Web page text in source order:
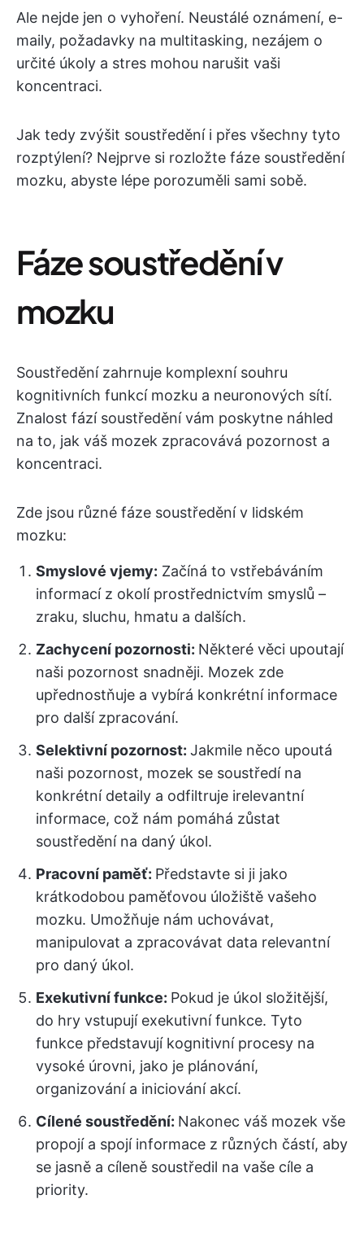
Ale nejde jen o vyhoření. Neustálé oznámení, e-
maily, požadavky na multitasking, nezájem o
určité úkoly a stres mohou narušit vaši
koncentraci.
Jak tedy zvýšit soustředění i přes všechny tyto
rozptýlení? Nejprve si rozložte fáze soustředění
mozku, abyste lépe porozuměli sami sobě.
Fáze soustředění v
mozku
Soustředění zahrnuje komplexní souhru
kognitivních funkcí mozku a neuronových sítí.
Znalost fází soustředění vám poskytne náhled
na to, jak váš mozek zpracovává pozornost a
koncentraci.
Zde jsou různé fáze soustředění v lidském
mozku:
Smyslové vjemy: Začíná to vstřebáváním
informací z okolí prostřednictvím smyslů –
zraku, sluchu, hmatu a dalších.
Zachycení pozornosti: Některé věci upoutají
naši pozornost snadněji. Mozek zde
upřednostňuje a vybírá konkrétní informace
pro další zpracování.
Selektivní pozornost: Jakmile něco upoutá
naši pozornost, mozek se soustředí na
konkrétní detaily a odfiltruje irelevantní
informace, což nám pomáhá zůstat
soustředění na daný úkol.
Pracovní paměť: Představte si ji jako
krátkodobou paměťovou úložiště vašeho
mozku. Umožňuje nám uchovávat,
manipulovat a zpracovávat data relevantní
pro daný úkol.
Exekutivní funkce: Pokud je úkol složitější,
do hry vstupují exekutivní funkce. Tyto
funkce představují kognitivní procesy na
vysoké úrovni, jako je plánování,
organizování a iniciování akcí.
Cílené soustředění: Nakonec váš mozek vše
propojí a spojí informace z různých částí, aby
se jasně a cíleně soustředil na vaše cíle a
priority.